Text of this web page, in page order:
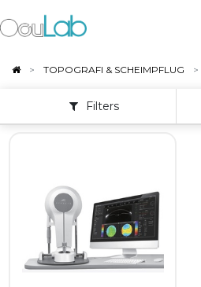
TOPOGRAFI & SCHEIMPFLUG
Filters